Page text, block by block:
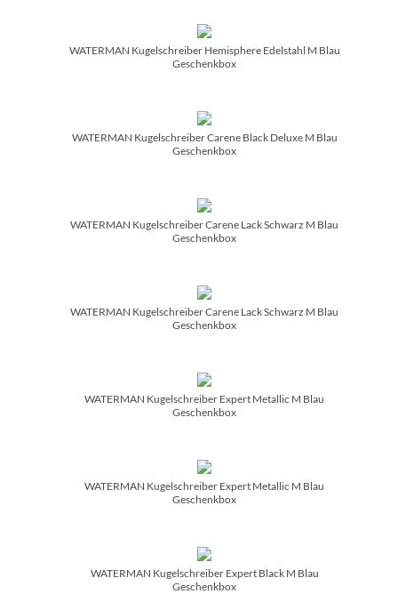
WATERMAN Kugelschreiber Hemisphere Edelstahl M Blau
Geschenkbox
WATERMAN Kugelschreiber Carene Black Deluxe M Blau
Geschenkbox
WATERMAN Kugelschreiber Carene Lack Schwarz M Blau
Geschenkbox
WATERMAN Kugelschreiber Carene Lack Schwarz M Blau
Geschenkbox
WATERMAN Kugelschreiber Expert Metallic M Blau
Geschenkbox
WATERMAN Kugelschreiber Expert Metallic M Blau
Geschenkbox
WATERMAN Kugelschreiber Expert Black M Blau
Geschenkbox